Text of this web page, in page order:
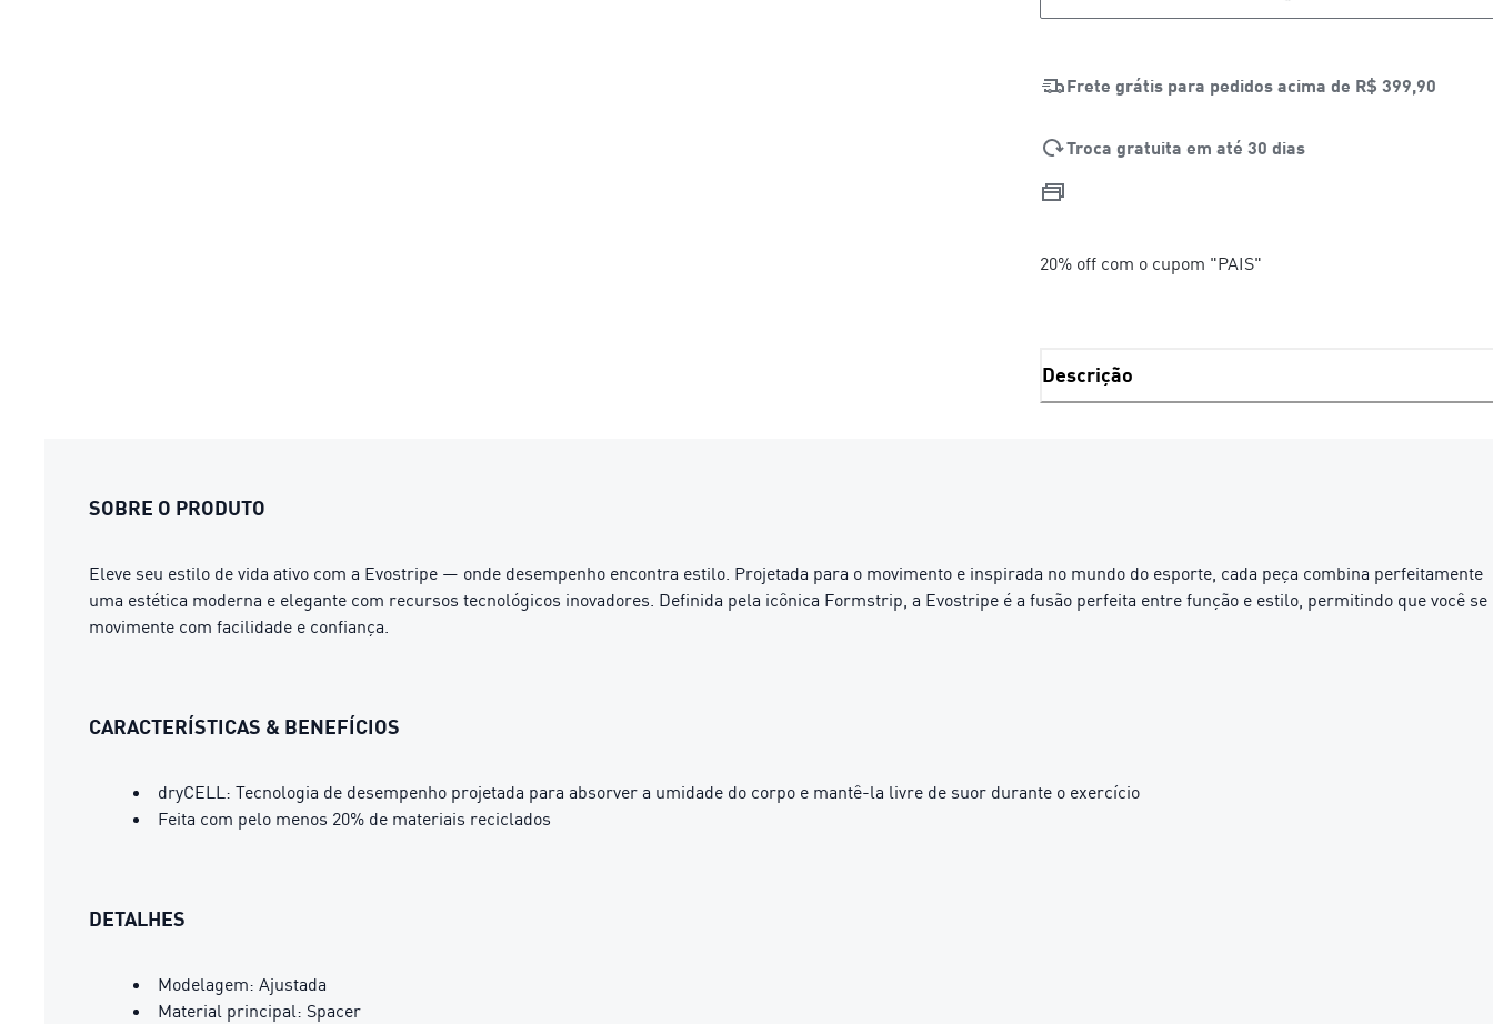
Frete grátis para pedidos acima de R$ 399,90
Troca gratuita em até 30 dias
20% off com o cupom "PAIS"
Descrição
SOBRE O PRODUTO
Eleve seu estilo de vida ativo com a Evostripe — onde desempenho encontra estilo. Projetada para o movimento e inspirada no mundo do esporte, cada peça combina perfeitamente
uma estética moderna e elegante com recursos tecnológicos inovadores. Definida pela icônica Formstrip, a Evostripe é a fusão perfeita entre função e estilo, permitindo que você se
movimente com facilidade e confiança.
CARACTERÍSTICAS & BENEFÍCIOS
dryCELL: Tecnologia de desempenho projetada para absorver a umidade do corpo e mantê-la livre de suor durante o exercício
Feita com pelo menos 20% de materiais reciclados
DETALHES
Modelagem: Ajustada
Material principal: Spacer